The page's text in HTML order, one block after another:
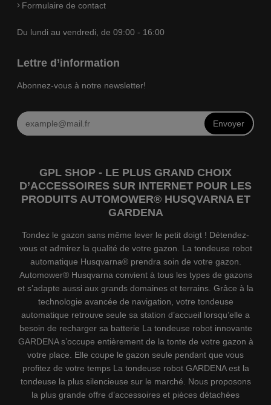
Formulaire de contact
Du lundi au vendredi, de 09:00 - 16:00
Lettre d’information
Abonnez-vous à notre newsletter!
Envoyer
GPL SHOP - LE PLUS GRAND CHOIX
D’ACCESSOIRES SUR INTERNET POUR LES
PRODUITS AUTOMOWER® HUSQVARNA ET
GARDENA
Tondez le gazon sans même lever le petit doigt ! Détendez-
vous et admirez la qualité de votre gazon. La tondeuse robot
automatique Husqvarna® prendra soin de votre gazon.
Automower® Husqvarna convient à tous les types de gazons
et s’adapte aussi aux grands domaines et terrains. Grâce à la
technologie avancée de navigation, votre tondeuse
automatique retrouve seule sa station d’accueil lorsqu’elle a
besoin de recharger sa batterie La tondeuse robot innovante
GARDENA s’occupe entièrement de la tonte de votre gazon à
votre place. Elle coupe le gazon seule pendant que vous
profitez de votre temps La tondeuse robot GARDENA est la
tondeuse la plus silencieuse sur le marché. Nous proposons
la plus grande offre d’accessoires et pièces détachées